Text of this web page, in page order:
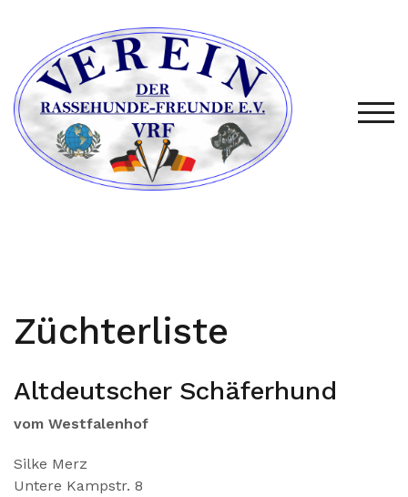
springen
Züchterliste
Altdeutscher Schäferhund
vom Westfalenhof
Silke Merz
Untere Kampstr. 8